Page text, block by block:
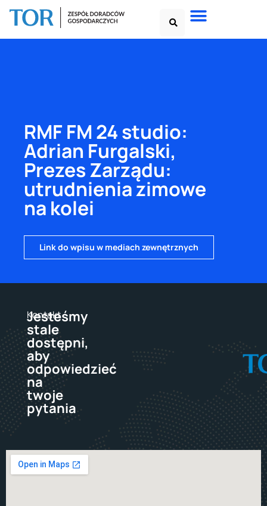
RMF FM 24 studio:
Adrian Furgalski,
Prezes Zarządu:
utrudnienia zimowe
na kolei
Link do wpisu w mediach zewnętrznych
Kontakt
Jesteśmy
stale
dostępni,
aby
odpowiedzieć
na
twoje
pytania